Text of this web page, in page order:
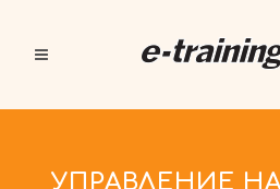
УПРАВЛЕНИЕ